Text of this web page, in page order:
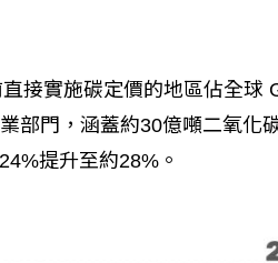
接實施碳定價的地區佔全球
部門，涵蓋約30億噸二氧化
提升至約28%。